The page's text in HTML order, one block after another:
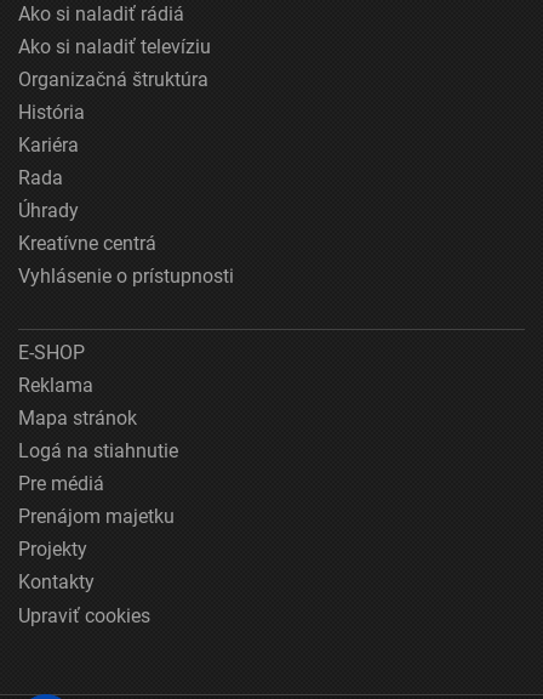
Ako si naladiť rádiá
Ako si naladiť televíziu
Organizačná štruktúra
História
Kariéra
Rada
Úhrady
Kreatívne centrá
Vyhlásenie o prístupnosti
E-SHOP
Reklama
Mapa stránok
Logá na stiahnutie
Pre médiá
Prenájom majetku
Projekty
Kontakty
Upraviť cookies